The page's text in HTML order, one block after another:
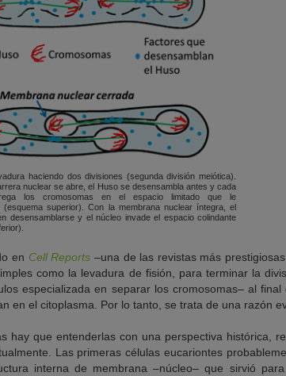
haciendo dos divisiones (segunda división meiótica).
nuclear se abre, el Huso se desensambla antes y cada
los cromosomas en el espacio limitado que le
(esquema superior). Con la membrana nuclear íntegra, el
desensamblarse y el núcleo invade el espacio colindante
en Cell Reports –una de las revistas más
como la levadura de fisión, para terminar la
especializada en separar los cromosomas– al
en el citoplasma. Por lo tanto, se trata de una razón
hay que entenderlas con una perspectiva histórica,
Las primeras células eucariontes
interna de membrana –núcleo– que sirvió